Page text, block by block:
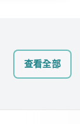
查看全部